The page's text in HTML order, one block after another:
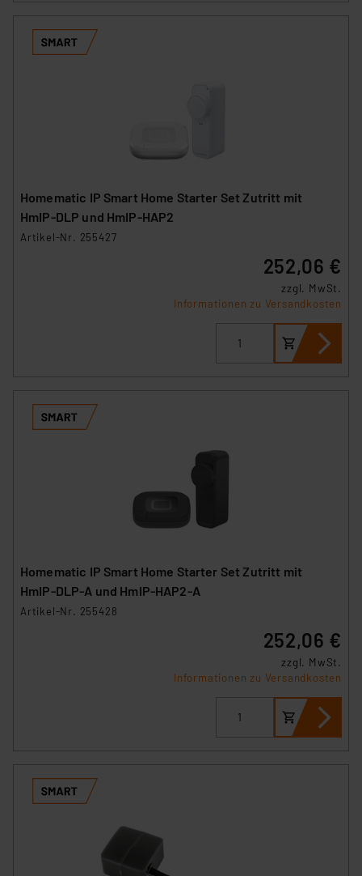
Homematic IP Smart Home Starter Set Zutritt mit
HmIP‑DLP und HmIP-HAP2
Artikel-Nr. 255427
252,06 €
zzgl. MwSt.
Informationen zu Versandkosten
Homematic IP Smart Home Starter Set Zutritt mit
HmIP‑DLP-A und HmIP-HAP2-A
Artikel-Nr. 255428
252,06 €
zzgl. MwSt.
Informationen zu Versandkosten